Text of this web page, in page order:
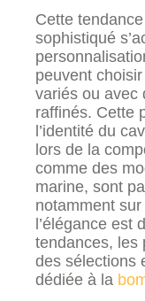
Cette
sophistiqué
peuvent
variés ou avec
raffinés. Cette
l’identité du
lors de la
comme des
marine, sont
notamment
l’élégance est
tendances, les
des sélections
dédiée à la